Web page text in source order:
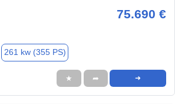
75.690 €
261 kw (355 PS)
★ ➦ ➜